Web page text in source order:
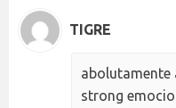
TIGRE
abolutamente
strong